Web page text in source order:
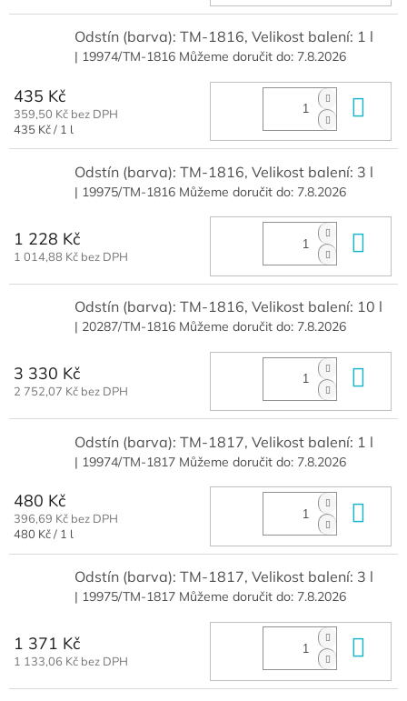
Odstín (barva): TM-1816, Velikost balení: 1 l
| 19974/TM-1816 Můžeme doručit do: 7.8.2026
435 Kč
359,50 Kč bez DPH
Měrná
cena:
435 Kč / 1 l
Odstín (barva): TM-1816, Velikost balení: 3 l
| 19975/TM-1816 Můžeme doručit do: 7.8.2026
1 228 Kč
1 014,88 Kč bez DPH
Odstín (barva): TM-1816, Velikost balení: 10 l
| 20287/TM-1816 Můžeme doručit do: 7.8.2026
3 330 Kč
2 752,07 Kč bez DPH
Odstín (barva): TM-1817, Velikost balení: 1 l
| 19974/TM-1817 Můžeme doručit do: 7.8.2026
480 Kč
396,69 Kč bez DPH
Měrná
480 Kč / 1 l
Odstín (barva): TM-1817, Velikost balení: 3 l
| 19975/TM-1817 Můžeme doručit do: 7.8.2026
1 371 Kč
1 133,06 Kč bez DPH